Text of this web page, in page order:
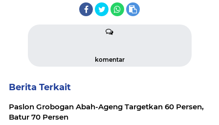
komentar
Berita Terkait
Paslon Grobogan Abah-Ageng Targetkan 60 Persen,
Batur 70 Persen